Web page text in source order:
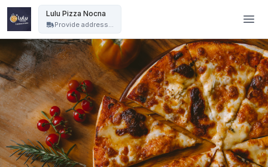
Lulu Pizza Nocna
Provide address...